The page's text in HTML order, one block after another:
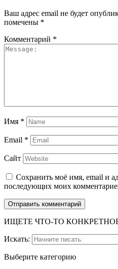
Ваш адрес email не будет
помечены *
Комментарий *
Имя *
Email *
Сайт
Сохранить моё имя, email и
последующих моих
ИЩЕТЕ ЧТО-ТО
Искать:
Выберите категорию